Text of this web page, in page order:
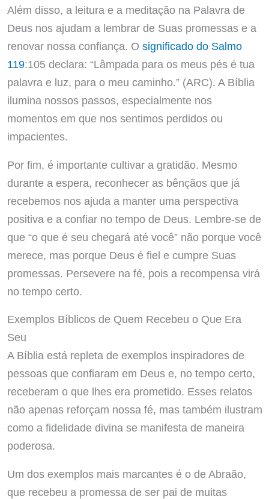
Além disso, a leitura e a meditação na Palavra de
Deus nos ajudam a lembrar de Suas promessas e a
renovar nossa confiança. O significado do Salmo
119:105 declara: “Lâmpada para os meus pés é tua
palavra e luz, para o meu caminho.” (ARC). A Bíblia
ilumina nossos passos, especialmente nos
momentos em que nos sentimos perdidos ou
impacientes.
Por fim, é importante cultivar a gratidão. Mesmo
durante a espera, reconhecer as bênçãos que já
recebemos nos ajuda a manter uma perspectiva
positiva e a confiar no tempo de Deus. Lembre-se de
que “o que é seu chegará até você” não porque você
merece, mas porque Deus é fiel e cumpre Suas
promessas. Persevere na fé, pois a recompensa virá
no tempo certo.
Exemplos Bíblicos de Quem Recebeu o Que Era
Seu
A Bíblia está repleta de exemplos inspiradores de
pessoas que confiaram em Deus e, no tempo certo,
receberam o que lhes era prometido. Esses relatos
não apenas reforçam nossa fé, mas também ilustram
como a fidelidade divina se manifesta de maneira
poderosa.
Um dos exemplos mais marcantes é o de Abraão,
que recebeu a promessa de ser pai de muitas